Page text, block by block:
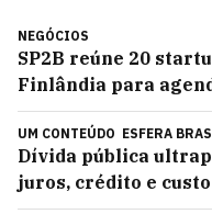
NEGÓCIOS
SP2B reúne 20
Finlândia para
UM CONTEÚDO ESFERA
Dívida pública
juros, crédito e